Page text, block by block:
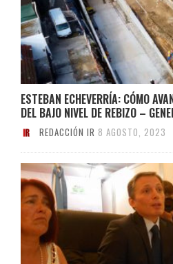
ESTEBAN ECHEVERRÍA: CÓMO
DEL BAJO NIVEL DE REBIZO –
REDACCIÓN IR 8 AGOSTO, 2023